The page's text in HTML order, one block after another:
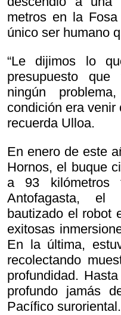
metros en la
único ser humano
“Le dijimos lo
presupuesto
ningún
condición era venir
recuerda Ulloa.
En enero de este
Hornos, el buque
a 93
Antofagasta, el
bautizado el robot
exitosas
En la última,
recolectando
profundidad.
profundo jamás
Pacífico suroriental.